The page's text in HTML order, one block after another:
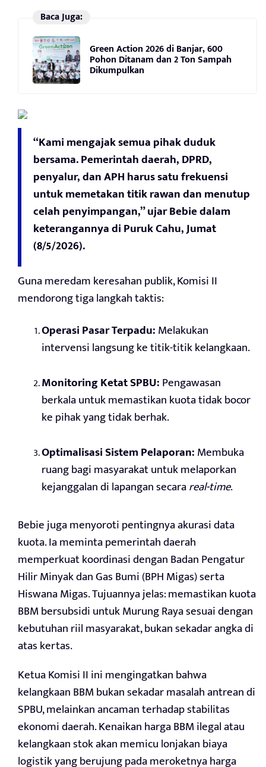
Baca Juga:
Green Action 2026 di Banjar, 600
Pohon Ditanam dan 2 Ton Sampah
Dikumpulkan
“Kami mengajak semua pihak duduk
bersama. Pemerintah daerah, DPRD,
penyalur, dan APH harus satu frekuensi
untuk memetakan titik rawan dan menutup
celah penyimpangan,” ujar Bebie dalam
keterangannya di Puruk Cahu, Jumat
(8/5/2026).
Guna meredam keresahan publik, Komisi II
mendorong tiga langkah taktis:
Operasi Pasar Terpadu:Melakukan
intervensi langsung ke titik-titik kelangkaan.
Monitoring Ketat SPBU:Pengawasan
berkala untuk memastikan kuota tidak bocor
ke pihak yang tidak berhak.
Optimalisasi Sistem Pelaporan:Membuka
ruang bagi masyarakat untuk melaporkan
kejanggalan di lapangan secarareal-time.
Bebie juga menyoroti pentingnya akurasi data
kuota. Ia meminta pemerintah daerah
memperkuat koordinasi dengan Badan Pengatur
Hilir Minyak dan Gas Bumi (BPH Migas) serta
Hiswana Migas. Tujuannya jelas: memastikan kuota
BBM bersubsidi untuk Murung Raya sesuai dengan
kebutuhan riil masyarakat, bukan sekadar angka di
atas kertas.
Ketua Komisi II ini mengingatkan bahwa
kelangkaan BBM bukan sekadar masalah antrean di
SPBU, melainkan ancaman terhadap stabilitas
ekonomi daerah. Kenaikan harga BBM ilegal atau
kelangkaan stok akan memicu lonjakan biaya
logistik yang berujung pada meroketnya harga